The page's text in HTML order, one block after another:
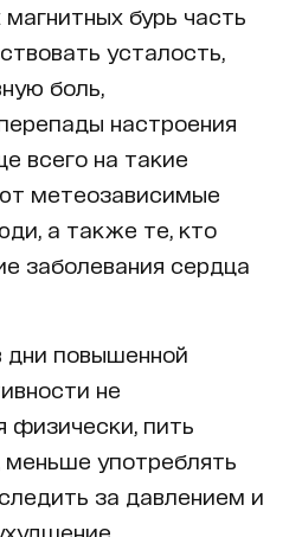
бурь часть
усталость,
боль,
настроения
всего на такие
метеозависимые
а также те, кто
заболевания сердца
дни повышенной
не
физически, пить
меньше употреблять
за давлением и